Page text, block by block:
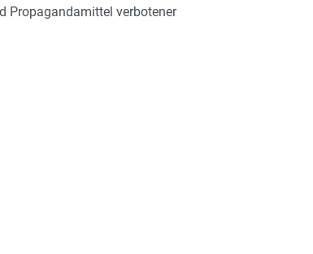
Propagandamittel verbotener